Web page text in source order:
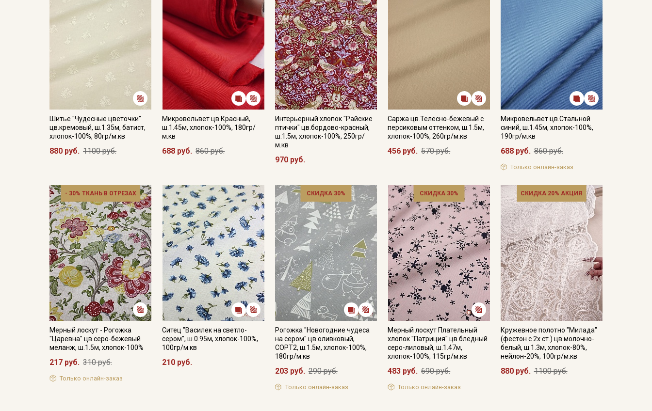
Шитье "Чудесные цветочки"
цв.кремовый, ш.1.35м, батист,
хлопок-100%, 80гр/м.кв
880 руб. 1100 руб.
Микровельвет цв.Красный,
ш.1.45м, хлопок-100%, 180гр/
м.кв
688 руб. 860 руб.
Интерьерный хлопок "Райские
птички" цв.бордово-красный,
ш.1.5м, хлопок-100%, 250гр/
м.кв
970 руб.
Саржа цв.Телесно-бежевый с
персиковым оттенком, ш.1.5м,
хлопок-100%, 260гр/м.кв
456 руб. 570 руб.
Микровельвет цв.Стальной
синий, ш.1.45м, хлопок-100%,
190гр/м.кв
688 руб. 860 руб.
Только онлайн-заказ
- 30% ТКАНЬ В ОТРЕЗАХ
Мерный лоскут - Рогожка
"Царевна" цв.серо-бежевый
меланж, ш.1.5м, хлопок-100%
217 руб. 310 руб.
Только онлайн-заказ
Ситец "Василек на светло-
сером", ш.0.95м, хлопок-100%,
100гр/м.кв
210 руб.
СКИДКА 30%
Рогожка "Новогодние чудеса
на сером" цв.оливковый,
СОРТ2, ш.1.5м, хлопок-100%,
180гр/м.кв
203 руб. 290 руб.
Только онлайн-заказ
СКИДКА 30%
Мерный лоскут Плательный
хлопок "Патриция" цв.бледный
серо-лиловый, ш.1.47м,
хлопок-100%, 115гр/м.кв
483 руб. 690 руб.
Только онлайн-заказ
СКИДКА 20% АКЦИЯ
Кружевное полотно "Милада"
(фестон с 2х ст.) цв.молочно-
белый, ш.1.3м, хлопок-80%,
нейлон-20%, 100гр/м.кв
880 руб. 1100 руб.